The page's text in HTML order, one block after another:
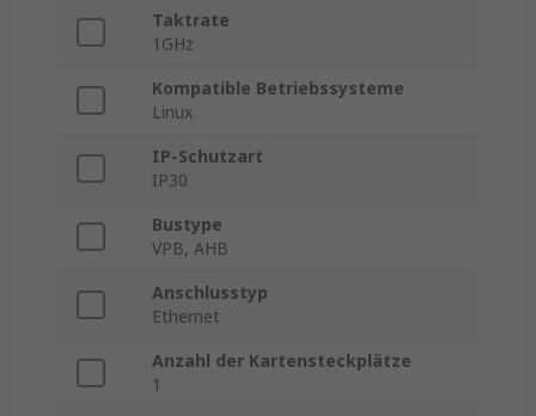
Taktrate
1GHz
Kompatible Betriebssysteme
Linux
IP-Schutzart
IP30
Bustype
VPB, AHB
Anschlusstyp
Ethernet
Anzahl der Kartensteckplätze
1